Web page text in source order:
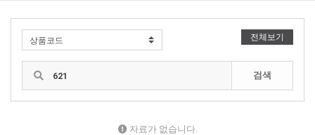
전체보기
검색
자료가 없습니다.